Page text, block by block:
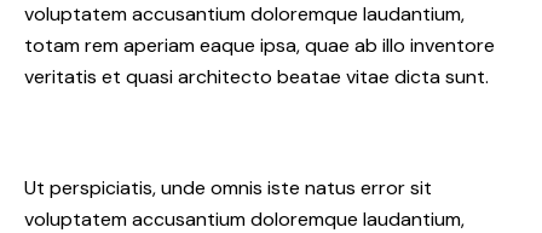
voluptatem accusantium doloremque laudantium,
totam rem aperiam eaque ipsa, quae ab illo inventore
veritatis et quasi architecto beatae vitae dicta sunt.
Ut perspiciatis, unde omnis iste natus error sit
voluptatem accusantium doloremque laudantium,